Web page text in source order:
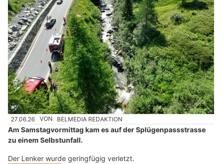
27.06.26 VON BELMEDIA REDAKTION
Am Samstagvormittag kam es auf der Splügenpassstrasse
zu einem Selbstunfall.
Der Lenker wurde geringfügig verletzt.